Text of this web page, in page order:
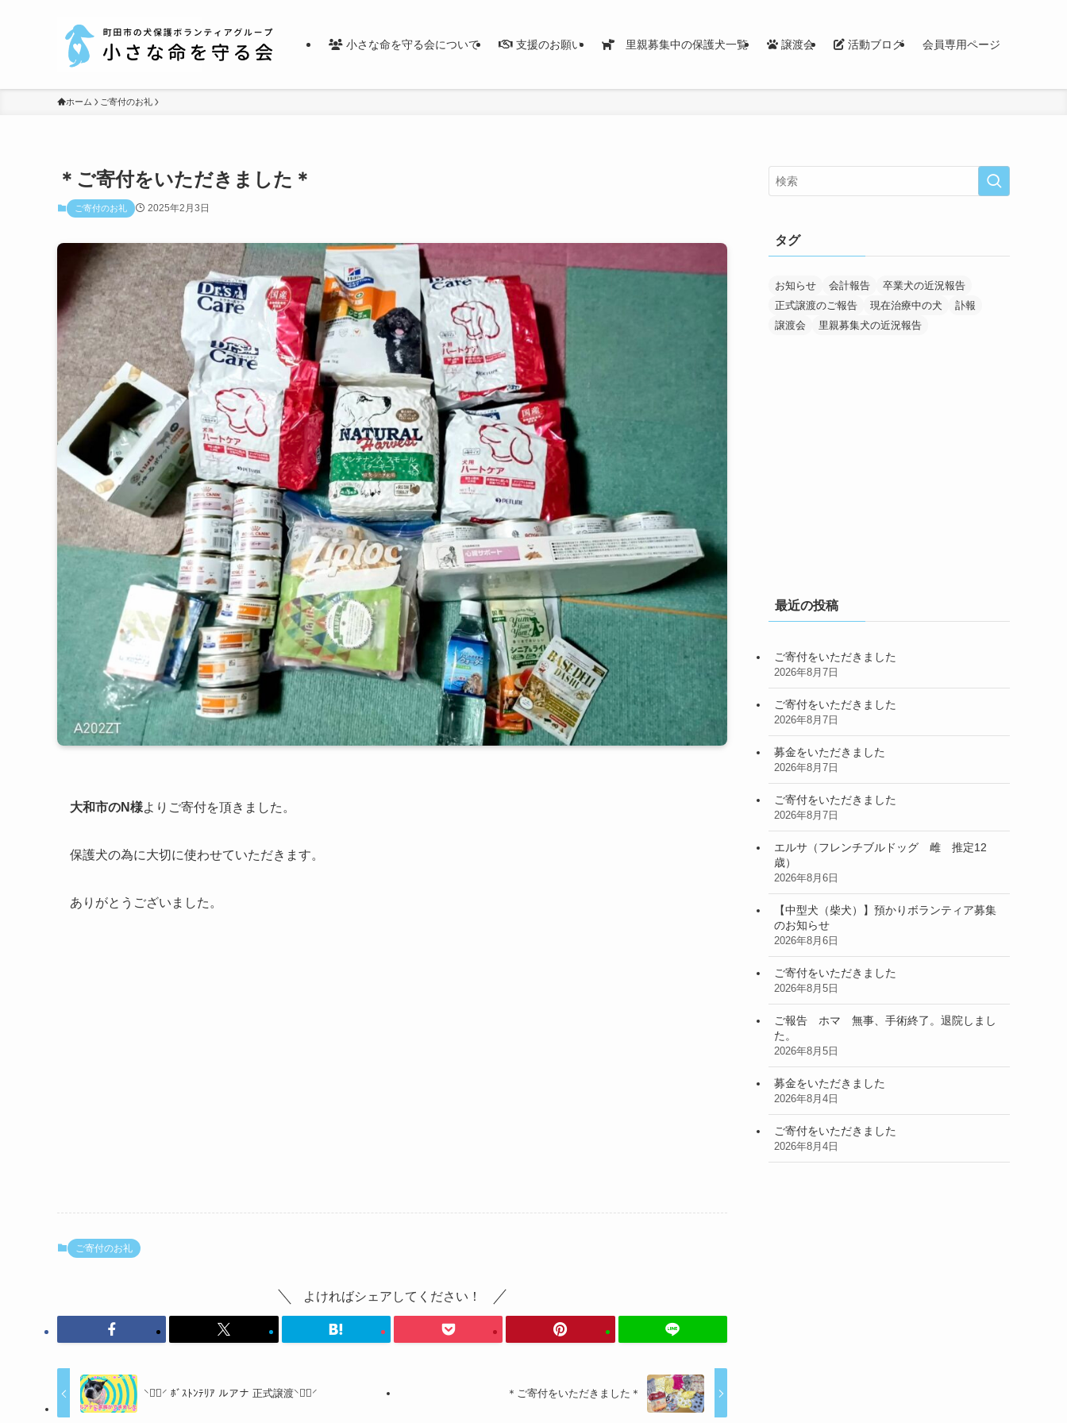
小さな命を守る会について 支援のお願い 里親募集中の保護犬一覧 譲渡会 活動ブログ 会員専用ページ
ホーム ご寄付のお礼
＊ご寄付をいただきました＊
ご寄付のお礼 2025年2月3日
大和市のN様よりご寄付を頂きました。
保護犬の為に大切に使わせていただきます。
ありがとうございました。
ご寄付のお礼
よければシェアしてください！
⸌◦̈⃝⸍ ﾎﾞｽﾄﾝﾃﾘｱ ルアナ 正式譲渡⸌◦̈⃝⸍ ＊ご寄付をいただきました＊
タグ
お知らせ 会計報告
卒業犬の近況報告
正式譲渡のご報告
現在治療中の犬
訃報
譲渡会
里親募集犬の近況報告
最近の投稿
ご寄付をいただきました
2026年8月7日
ご寄付をいただきました
2026年8月7日
募金をいただきました
2026年8月7日
ご寄付をいただきました
2026年8月7日
エルサ（フレンチブルドッグ 雌 推定12
歳）
2026年8月6日
【中型犬（柴犬）】預かりボランティア募集
のお知らせ
2026年8月6日
ご寄付をいただきました
2026年8月5日
ご報告 ホマ 無事、手術終了。退院しまし
た。
2026年8月5日
募金をいただきました
2026年8月4日
ご寄付をいただきました
2026年8月4日